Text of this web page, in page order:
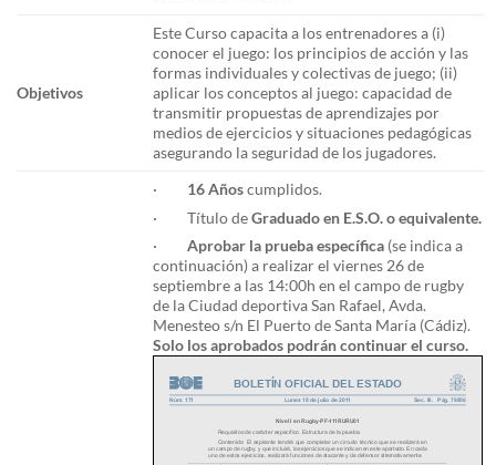
Objetivos
Este Curso capacita a los entrenadores a (i)
conocer el juego: los principios de acción y las
formas individuales y colectivas de juego; (ii)
aplicar los conceptos al juego: capacidad de
transmitir propuestas de aprendizajes por
medios de ejercicios y situaciones pedagógicas
asegurando la seguridad de los jugadores.
· 16 Añoscumplidos.
· Título deGraduado en E.S.O. o equivalente.
·Aprobar la prueba específica (se indica a
continuación) a realizar el viernes 26 de
septiembre a las 14:00h en el campo de rugby
de la Ciudad deportiva San Rafael, Avda.
Menesteo s/n El Puerto de Santa María (Cádiz).
Solo los aprobados podrán continuar el curso.